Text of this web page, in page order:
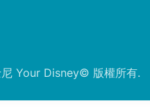
Your Disney© 版權所有.